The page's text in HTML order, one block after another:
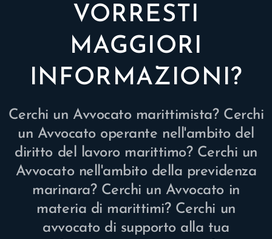
VORRESTI
MAGGIORI
INFORMAZIONI?
Cerchi un Avvocato marittimista? Cerchi
un Avvocato operante nell'ambito del
diritto del lavoro marittimo? Cerchi un
Avvocato nell'ambito della previdenza
marinara? Cerchi un Avvocato in
materia di marittimi? Cerchi un
avvocato di supporto alla tua